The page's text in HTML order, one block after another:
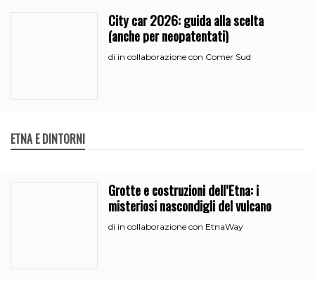
City car 2026: guida alla scelta
(anche per neopatentati)
di in collaborazione con Comer Sud
ETNA E DINTORNI
Grotte e costruzioni dell’Etna: i
misteriosi nascondigli del vulcano
di in collaborazione con EtnaWay